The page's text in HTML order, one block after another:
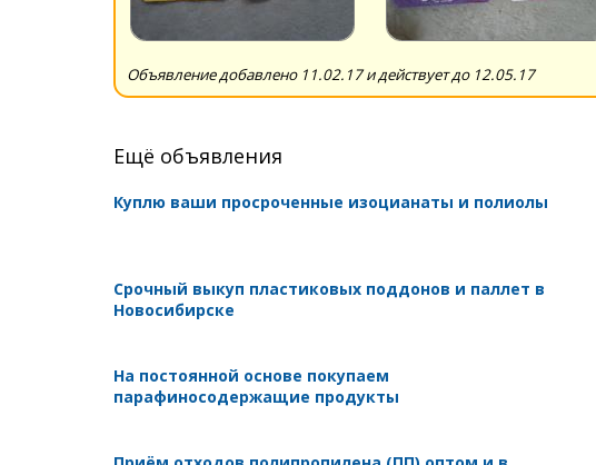
Объявление добавлено 11.02.17 и действует до 12.05.17
Ещё объявления
Куплю ваши просроченные изоцианаты и полиолы
Срочный выкуп пластиковых поддонов и паллет в
Новосибирске
На постоянной основе покупаем
парафиносодержащие продукты